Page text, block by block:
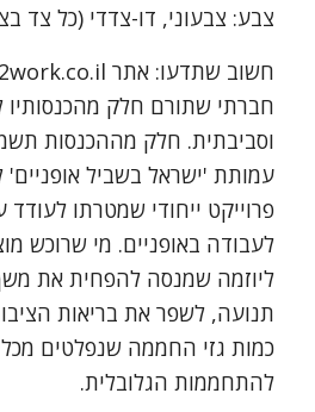
צבע: צבעוני, דו-צדדי (כל צד
חברתי שתורם חלק מהכנסותיו
וסביבתית. חלק מההכנסות
עמותת 'ישראל בשביל אופניים'
פרוייקט ייחודי שמטרתו לעודד
לעבודה באופניים. מי שרוכש
ליוזמה שמנסה להפחית את
תנועה, לשפר את בריאות
כמות גזי החממה שנפלטים
להתחממות הגלובלית.